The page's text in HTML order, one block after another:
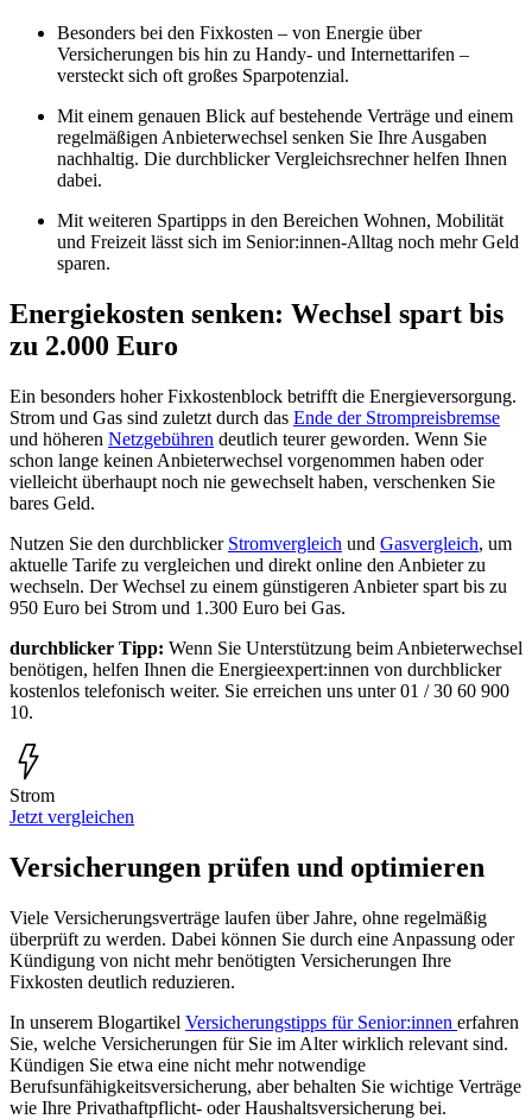
Besonders bei den Fixkosten – von Energie über
Versicherungen bis hin zu Handy- und Internettarifen –
versteckt sich oft großes Sparpotenzial.
Mit einem genauen Blick auf bestehende Verträge und einem
regelmäßigen Anbieterwechsel senken Sie Ihre Ausgaben
nachhaltig. Die durchblicker Vergleichsrechner helfen Ihnen
dabei.
Mit weiteren Spartipps in den Bereichen Wohnen, Mobilität
und Freizeit lässt sich im Senior:innen-Alltag noch mehr Geld
sparen.
Energiekosten senken: Wechsel spart bis
zu 2.000 Euro
Ein besonders hoher Fixkostenblock betrifft die Energieversorgung.
Strom und Gas sind zuletzt durch das Ende der Strompreisbremse
und höheren Netzgebühren deutlich teurer geworden. Wenn Sie
schon lange keinen Anbieterwechsel vorgenommen haben oder
vielleicht überhaupt noch nie gewechselt haben, verschenken Sie
bares Geld.
Nutzen Sie den durchblicker Stromvergleich und Gasvergleich, um
aktuelle Tarife zu vergleichen und direkt online den Anbieter zu
wechseln. Der Wechsel zu einem günstigeren Anbieter spart bis zu
950 Euro bei Strom und 1.300 Euro bei Gas.
durchblicker Tipp: Wenn Sie Unterstützung beim Anbieterwechsel
benötigen, helfen Ihnen die Energieexpert:innen von durchblicker
kostenlos telefonisch weiter. Sie erreichen uns unter 01 / 30 60 900
10.
Strom
Jetzt vergleichen
Versicherungen prüfen und optimieren
Viele Versicherungsverträge laufen über Jahre, ohne regelmäßig
überprüft zu werden. Dabei können Sie durch eine Anpassung oder
Kündigung von nicht mehr benötigten Versicherungen Ihre
Fixkosten deutlich reduzieren.
In unserem Blogartikel Versicherungstipps für Senior:innen erfahren
Sie, welche Versicherungen für Sie im Alter wirklich relevant sind.
Kündigen Sie etwa eine nicht mehr notwendige
Berufsunfähigkeitsversicherung, aber behalten Sie wichtige Verträge
wie Ihre Privathaftpflicht- oder Haushaltsversicherung bei.